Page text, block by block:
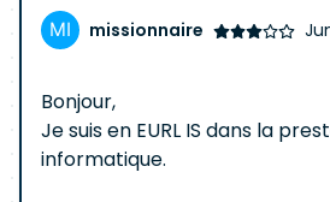
missionnaire
Bonjour,
Je suis en EURL IS dans la
informatique.